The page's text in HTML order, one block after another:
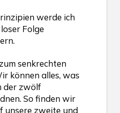
werde ich
Folge
senkrechten
können alles, was
der zwölf
So finden wir
unsere zweite und